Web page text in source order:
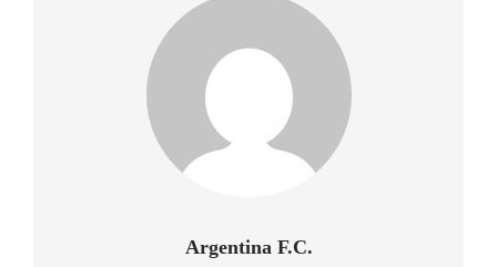
Argentina F.C.